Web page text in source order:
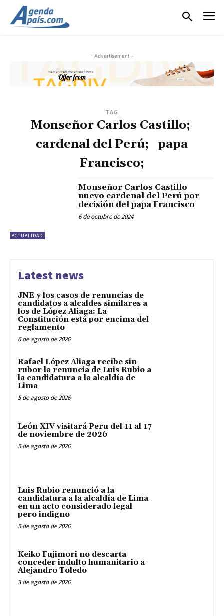
- Advertisement -
TAG
Monseñor Carlos Castillo;
cardenal del Perú; papa
Francisco;
ACTUALIDAD
Monseñor Carlos Castillo
nuevo cardenal del Perú por
decisión del papa Francisco
6 de octubre de 2024
Latest news
JNE y los casos de renuncias de
candidatos a alcaldes similares a
los de López Aliaga: La
Constitución está por encima del
reglamento
6 de agosto de 2026
Rafael López Aliaga recibe sin
rubor la renuncia de Luis Rubio a
la candidatura a la alcaldía de
Lima
5 de agosto de 2026
León XIV visitará Peru del 11 al 17
de noviembre de 2026
5 de agosto de 2026
Luis Rubio renunció a la
candidatura a la alcaldía de Lima
en un acto considerado legal
pero indigno
5 de agosto de 2026
Keiko Fujimori no descarta
conceder indulto humanitario a
Alejandro Toledo
3 de agosto de 2026